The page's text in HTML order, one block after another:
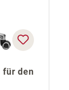
für den